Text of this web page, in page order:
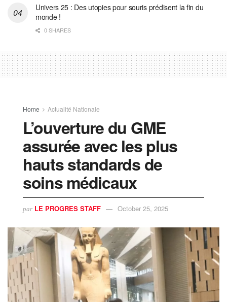
Univers 25 : Des utopies pour souris prédisent la fin du
monde !
0 SHARES
Home Actualité Nationale
L’ouverture du GME
assurée avec les plus
hauts standards de
soins médicaux
par LE PROGRES STAFF October 25, 2025